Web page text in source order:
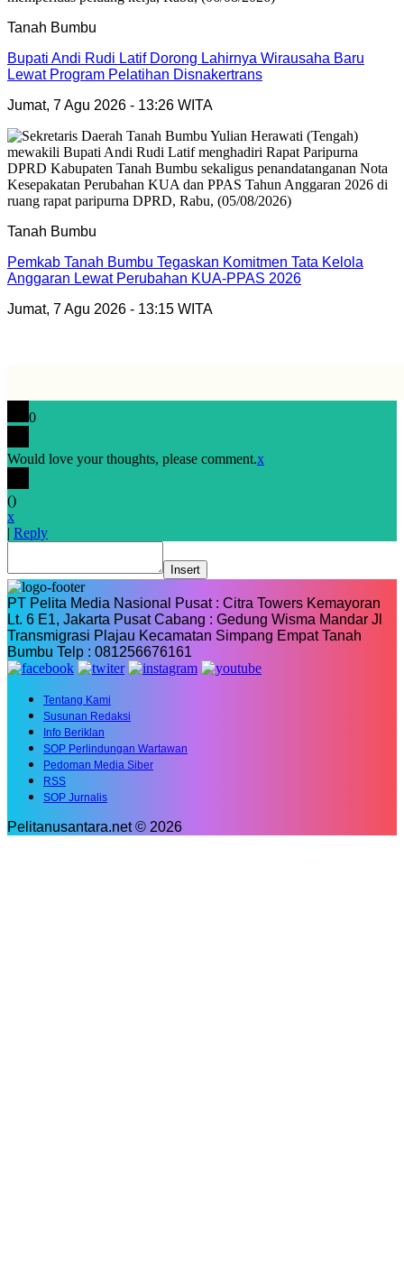
Tanah Bumbu
Bupati Andi Rudi Latif Dorong Lahirnya Wirausaha Baru
Lewat Program Pelatihan Disnakertrans
Jumat, 7 Agu 2026 - 13:26 WITA
Tanah Bumbu
Pemkab Tanah Bumbu Tegaskan Komitmen Tata Kelola
Anggaran Lewat Perubahan KUA-PPAS 2026
Jumat, 7 Agu 2026 - 13:15 WITA
0
Would love your thoughts, please comment.x
()
x
| Reply
Insert
PT Pelita Media Nasional Pusat : Citra Towers Kemayoran
Lt. 6 E1, Jakarta Pusat Cabang : Gedung Wisma Mandar Jl
Transmigrasi Plajau Kecamatan Simpang Empat Tanah
Bumbu Telp : 081256676161
Tentang Kami
Susunan Redaksi
Info Beriklan
SOP Perlindungan Wartawan
Pedoman Media Siber
RSS
SOP Jurnalis
Pelitanusantara.net © 2026